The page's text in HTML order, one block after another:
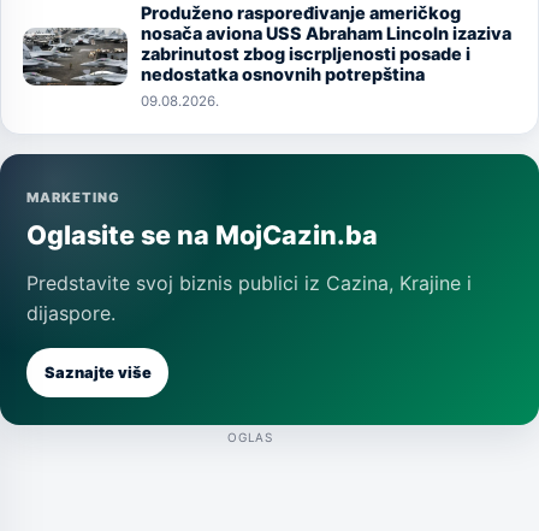
Image
Produženo raspoređivanje američkog
nosača aviona USS Abraham Lincoln izaziva
zabrinutost zbog iscrpljenosti posade i
nedostatka osnovnih potrepština
09.08.2026.
MARKETING
Oglasite se na MojCazin.ba
Predstavite svoj biznis publici iz Cazina, Krajine i
dijaspore.
Saznajte više
OGLAS